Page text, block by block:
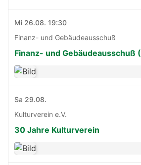
Mi 26.08. 19:30
Finanz- und Gebäudeausschuß
Finanz- und Gebäudeausschuß
Sa 29.08.
Kulturverein e.V.
30 Jahre Kulturverein